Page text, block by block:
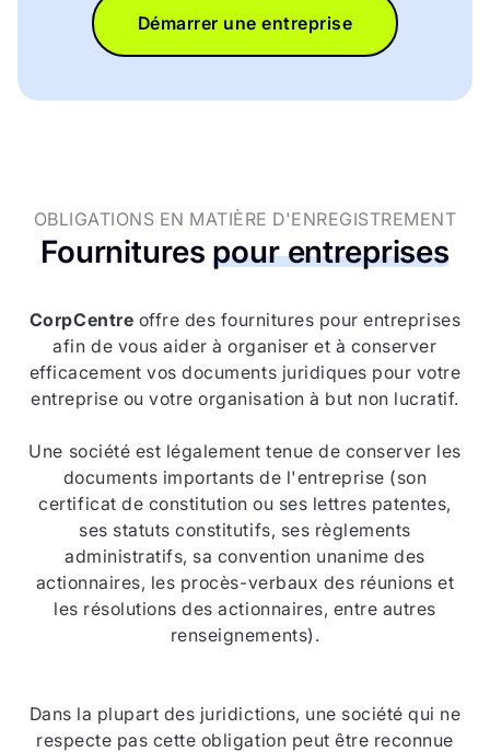
Démarrer une entreprise
OBLIGATIONS EN MATIÈRE D'ENREGISTREMENT
Fourniturespour entreprises
CorpCentre offre des fournitures pour entreprises
afin de vous aider à organiser et à conserver
efficacement vos documents juridiques pour votre
entreprise ou votre organisation à but non lucratif.
Une société est légalement tenue de conserver les
documents importants de l'entreprise (son
certificat de constitution ou ses lettres patentes,
ses statuts constitutifs, ses règlements
administratifs, sa convention unanime des
actionnaires, les procès-verbaux des réunions et
les résolutions des actionnaires, entre autres
renseignements).
Dans la plupart des juridictions, une société qui ne
respecte pas cette obligation peut être reconnue